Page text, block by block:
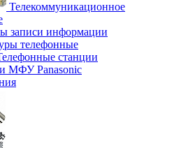
Телекоммуникационное
записи информации
телефонные
станции
МФУ Panasonic